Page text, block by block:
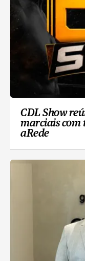
CDL Show
marciais com
aRede